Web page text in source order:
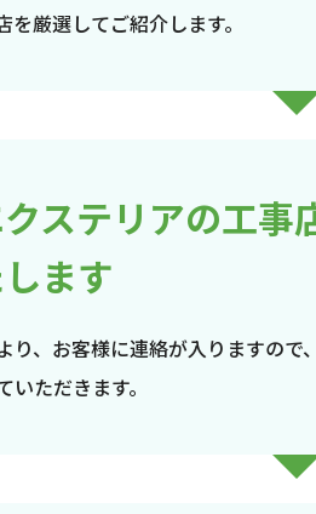
を厳選してご紹介します。
ステリアの工事
ます
り、お客様に連絡が入りますので
ただきます。